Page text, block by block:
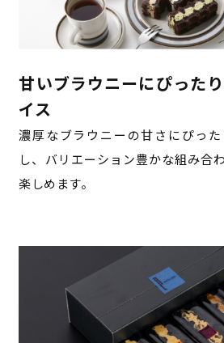
甘いブラウニーにぴった
イス
濃厚なブラウニーの甘さにぴっ
し、バリエーション豊かな組み合
楽しめます。